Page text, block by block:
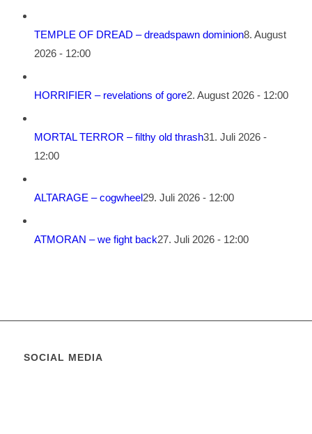
TEMPLE OF DREAD – dreadspawn dominion8. August
2026 - 12:00
HORRIFIER – revelations of gore2. August 2026 - 12:00
MORTAL TERROR – filthy old thrash31. Juli 2026 -
12:00
ALTARAGE – cogwheel29. Juli 2026 - 12:00
ATMORAN – we fight back27. Juli 2026 - 12:00
SOCIAL MEDIA